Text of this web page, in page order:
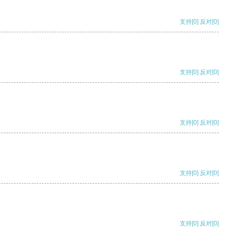
支持[0] 反对[0]
支持[0] 反对[0]
支持[0] 反对[0]
支持[0] 反对[0]
支持[0] 反对[0]